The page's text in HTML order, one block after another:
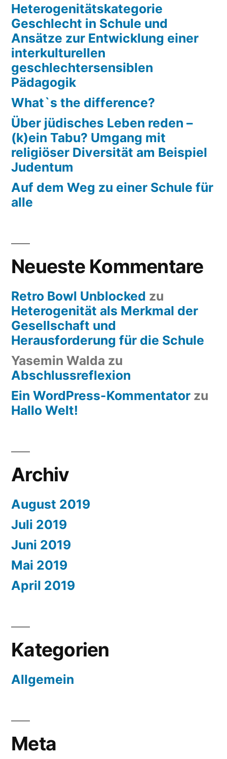
Heterogenitätskategorie
Geschlecht in Schule und
Ansätze zur Entwicklung einer
interkulturellen
geschlechtersensiblen
Pädagogik
What`s the difference?
Über jüdisches Leben reden –
(k)ein Tabu? Umgang mit
religiöser Diversität am Beispiel
Judentum
Auf dem Weg zu einer Schule für
alle
Neueste Kommentare
Retro Bowl Unblocked zu
Heterogenität als Merkmal der
Gesellschaft und
Herausforderung für die Schule
Yasemin Walda zu
Abschlussreflexion
Ein WordPress-Kommentator zu
Hallo Welt!
Archiv
August 2019
Juli 2019
Juni 2019
Mai 2019
April 2019
Kategorien
Allgemein
Meta